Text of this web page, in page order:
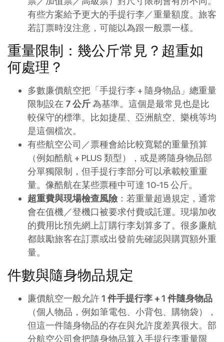
有些方案給予更大的手提行李／重量額度。旅客
若訂票時沒注意，可能以為跟一般票一樣。
重量限制：幾公斤常見？超重如
何處理？
多數廉價航空把「手提行李 + 隨身物品」總重量
限制設在 7 公斤為基準。這個是最常見也是比
較保守的標準。比如捷星、亞洲航空、樂桃等均
是這個檔次。
有些航空公司／票種會給比較寬鬆的重量預算
（例如酷航 + PLUS 類型），或是將隨身物品部
分單獨限制，但手提行李部分可以承載較重重
量。像酷航在某些票種中可達 10-15 公斤。
超重費與現場檢查風險 ：若重量超過規定，通常
會在值機／登機口被要求付費或託運。現場加收
的費用比預先網上訂購行李划算多了。很多廉航
都鼓勵旅客在訂票或出發前先確認與購買額外重
量。
件數與隨身物品規定
廉價航空一般允許1 件手提行李 + 1 件隨身物品
（個人物品，例如筆電包、小背包、購物袋），
但這一件隨身物品的存在與允許度差異很大。部
分航空公司會把隨身物品算入手提行李重量限